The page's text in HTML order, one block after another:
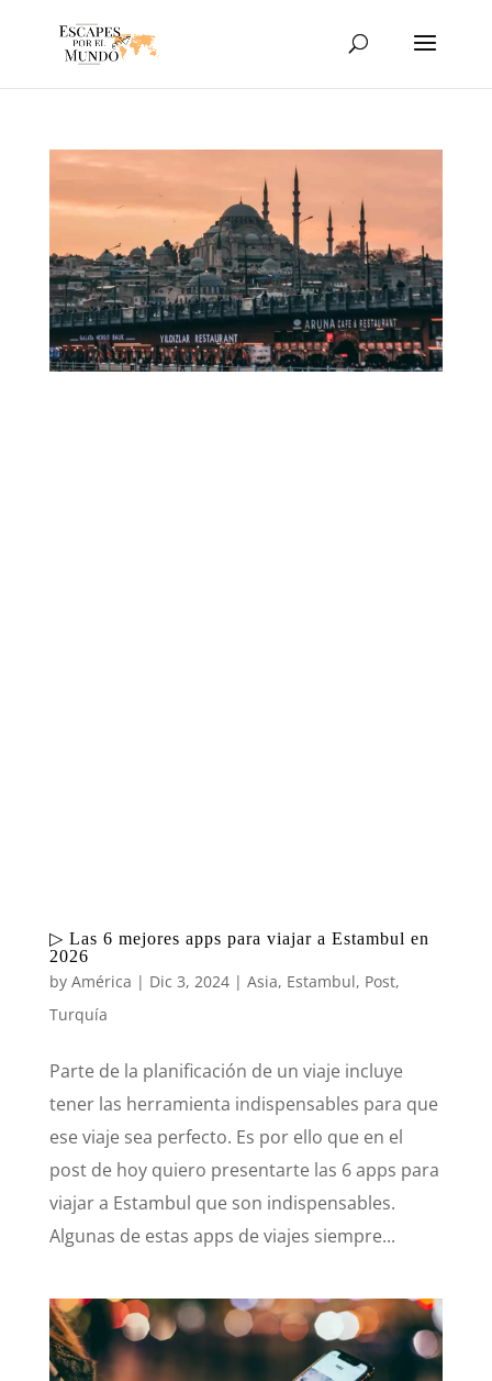
▷ Las 6 mejores apps para viajar a Estambul en
2026
by América | Dic 3, 2024| Asia, Estambul, Post,
Turquía
Parte de la planificación de un viaje incluye
tener las herramienta indispensables para que
ese viaje sea perfecto. Es por ello que en el
post de hoy quiero presentarte las 6 apps para
viajar a Estambul que son indispensables.
Algunas de estas apps de viajes siempre...